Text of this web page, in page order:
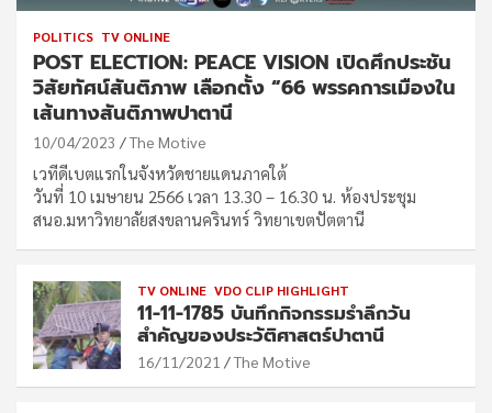
POLITICS TV ONLINE
POST ELECTION: PEACE VISION เปิดศึกประชัน
วิสัยทัศน์สันติภาพ เลือกตั้ง “66 พรรคการเมืองใน
เส้นทางสันติภาพปาตานี
10/04/2023 The Motive
เวทีดีเบตแรกในจังหวัดชายแดนภาคใต้
วันที่ 10 เมษายน 2566 เวลา 13.30 – 16.30 น. ห้องประชุม
สนอ.มหาวิทยาลัยสงขลานครินทร์ วิทยาเขตปัตตานี
TV ONLINE VDO CLIP HIGHLIGHT
11-11-1785 บันทึกกิจกรรมรำลึกวัน
สำคัญของประวัติศาสตร์ปาตานี
16/11/2021 The Motive